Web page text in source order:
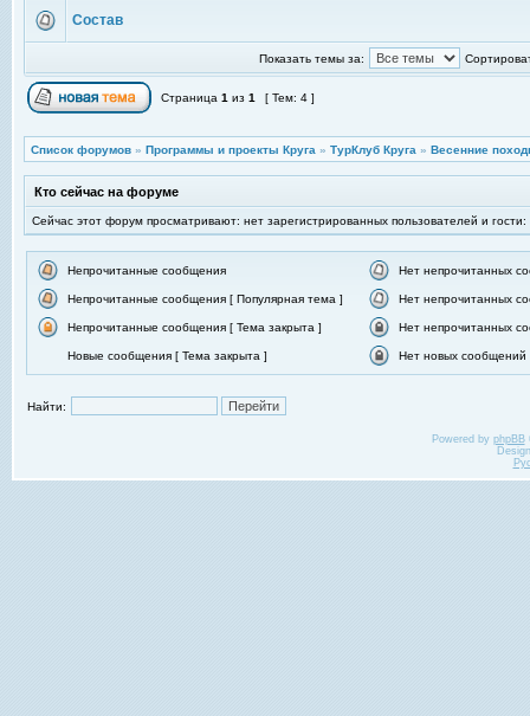
Состав
Показать темы за:
Страница 1 из 1 [ Тем: 4 ]
Список форумов » Программы и проекты Круга » ТурКлуб Круга » Весенние
Кто сейчас на форуме
Сейчас этот форум просматривают: нет зарегистрированных пользователей и гости:
Непрочитанные сообщения Нет непрочитанных
Непрочитанные сообщения [ Популярная тема ] Нет непрочитанных
Непрочитанные сообщения [ Тема закрыта ] Нет непрочитанных
Новые сообщения [ Тема закрыта ] Нет новых сообщений
Найти:
Powered by phpBB